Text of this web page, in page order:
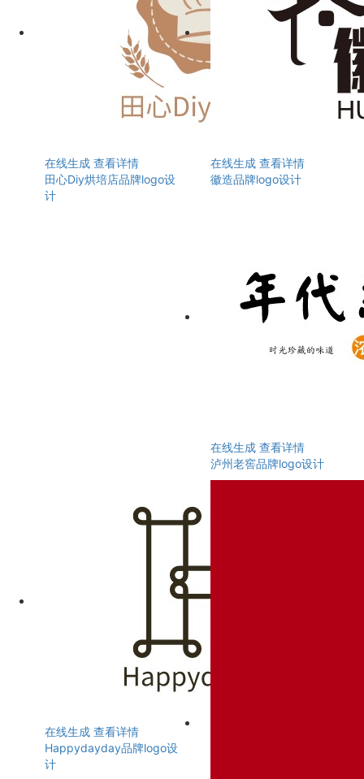
在线生成 查看详情
田心Diy烘培店品牌logo设
计
在线生成 查看详情
徽造品牌logo设计
在线生成 查看详情
泸州老窖品牌logo设计
在线生成 查看详情
Happydayday品牌logo设
计